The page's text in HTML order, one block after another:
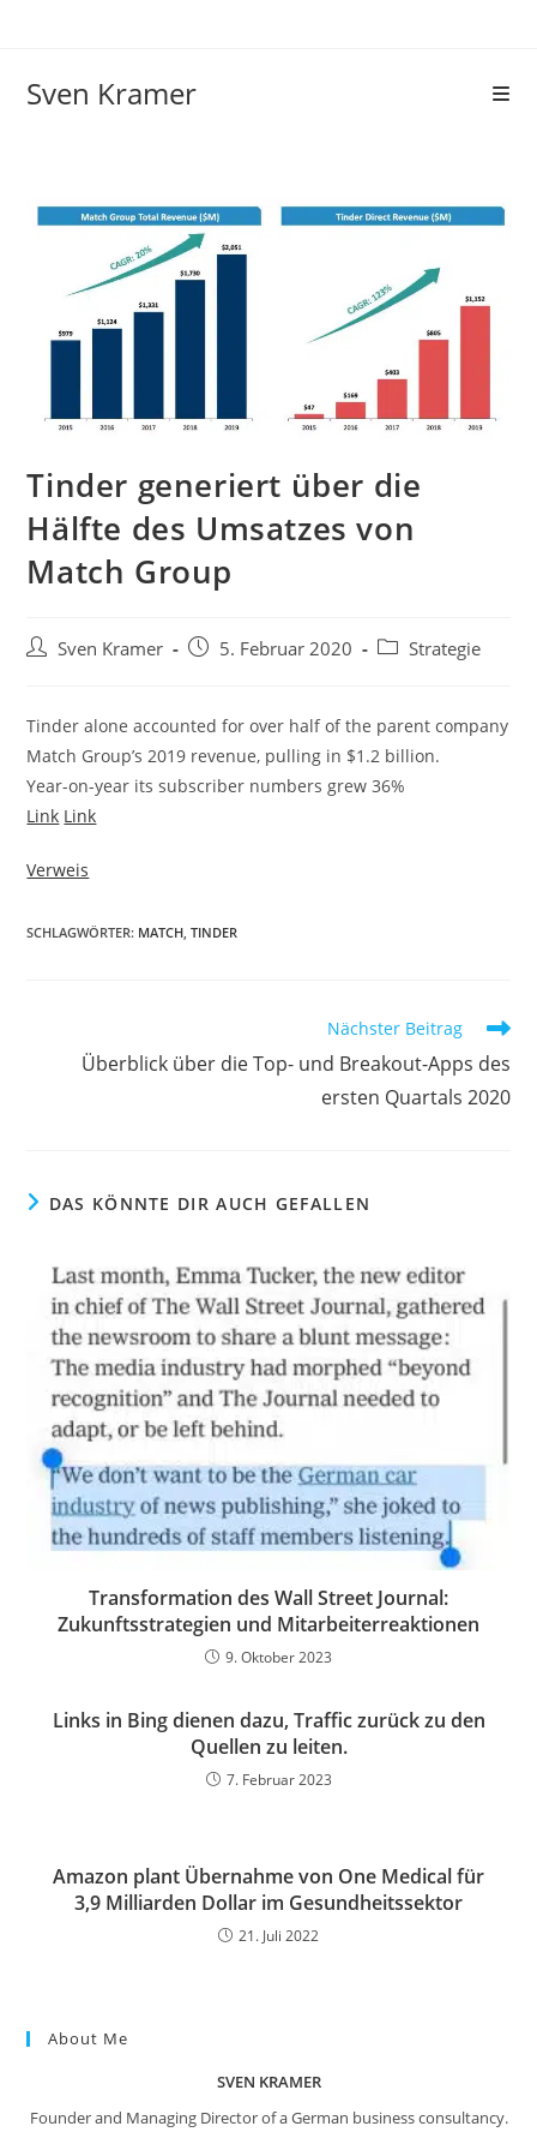
Sven Kramer
Tinder generiert über die
Hälfte des Umsatzes von
Match Group
Sven Kramer 5. Februar 2020 Strategie
Tinder alone accounted for over half of the parent company
Match Group’s 2019 revenue, pulling in $1.2 billion.
Year-on-year its subscriber numbers grew 36%
Link Link
Verweis
SCHLAGWÖRTER: MATCH, TINDER
Nächster Beitrag
Überblick über die Top- und Breakout-Apps des
ersten Quartals 2020
DAS KÖNNTE DIR AUCH GEFALLEN
Transformation des Wall Street Journal:
Zukunftsstrategien und Mitarbeiterreaktionen
9. Oktober 2023
Links in Bing dienen dazu, Traffic zurück zu den
Quellen zu leiten.
7. Februar 2023
Amazon plant Übernahme von One Medical für
3,9 Milliarden Dollar im Gesundheitssektor
21. Juli 2022
About Me
SVEN KRAMER
Founder and Managing Director of a German business consultancy.